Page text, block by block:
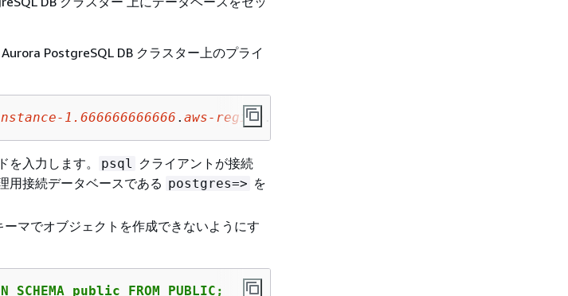
Aurora PostgreSQL DB クラスター上のプライ
1 .666666666666 . aws-region
入力します。 psql クライアントが接続
用接続データベースである postgres=> を
ーマでオブジェクトを作成できないようにす
SCHEMA public FROM PUBLIC;